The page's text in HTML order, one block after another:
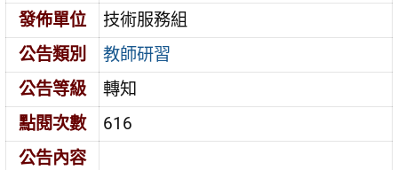
發佈單位
技術服務組
公告類別
教師研習
公告等級
轉知
點閱次數
616
公告內容